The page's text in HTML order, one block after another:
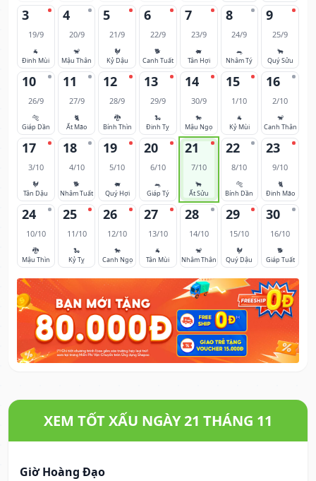
3
19/9
🐐
Đinh Mùi
4
20/9
🐒
Mậu Thân
5
21/9
🐓
Kỷ Dậu
6
22/9
🐕
Canh Tuất
7
23/9
🐖
Tân Hợi
8
24/9
🐀
Nhâm Tý
9
25/9
🐂
Quý Sửu
10
26/9
🐅
Giáp Dần
11
27/9
🐈
Ất Mão
12
28/9
🐉
Bính Thìn
13
29/9
🐍
Đinh Tỵ
14
30/9
🐎
Mậu Ngọ
15
1/10
🐐
Kỷ Mùi
16
2/10
🐒
Canh Thân
17
3/10
🐓
Tân Dậu
18
4/10
🐕
Nhâm Tuất
19
5/10
🐖
Quý Hợi
20
6/10
🐀
Giáp Tý
21
7/10
🐂
Ất Sửu
22
8/10
🐅
Bính Dần
23
9/10
🐈
Đinh Mão
24
10/10
🐉
Mậu Thìn
25
11/10
🐍
Kỷ Tỵ
26
12/10
🐎
Canh Ngọ
27
13/10
🐐
Tân Mùi
28
14/10
🐒
Nhâm Thân
29
15/10
🐓
Quý Dậu
30
16/10
🐕
Giáp Tuất
XEM TỐT XẤU NGÀY 21 THÁNG 11
Giờ Hoàng Đạo